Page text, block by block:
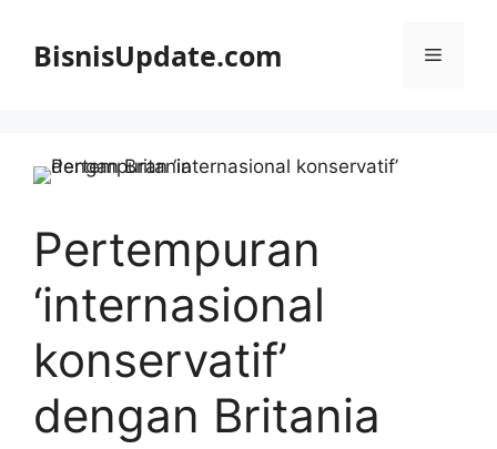
BisnisUpdate.com Menu
Pertempuran
‘internasional
konservatif’
dengan Britania